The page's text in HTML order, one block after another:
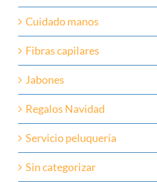
Cuidado manos
Fibras capilares
Jabones
Regalos Navidad
Servicio peluquería
Sin categorizar